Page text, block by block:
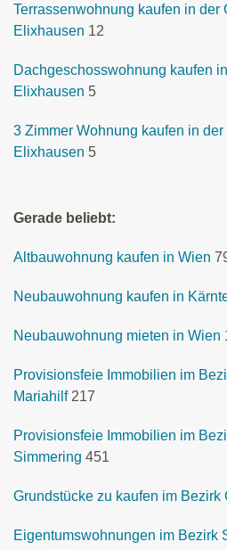
Terrassenwohnung kaufen in der
Elixhausen 12
Dachgeschosswohnung kaufen
Elixhausen 5
3 Zimmer Wohnung kaufen in
Elixhausen 5
Gerade beliebt:
Altbauwohnung kaufen in Wien
Neubauwohnung kaufen in
Neubauwohnung mieten in Wien
Provisionsfeie Immobilien im
Mariahilf 217
Provisionsfeie Immobilien im
Simmering 451
Grundstücke zu kaufen im Bezirk
Eigentumswohnungen im Bezirk